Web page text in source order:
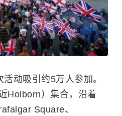
动吸引约5万人参加。
Holborn）集合，沿着
Square、